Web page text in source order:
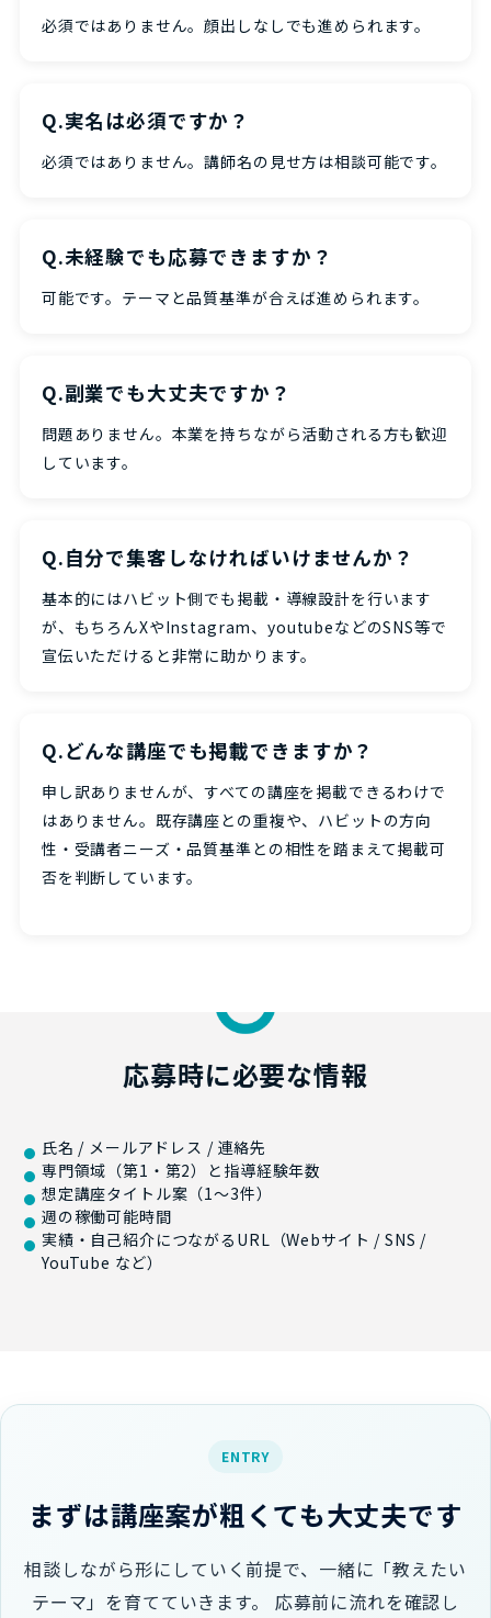
必須ではありません。顔出しなしでも進められます。
Q.実名は必須ですか？
必須ではありません。講師名の見せ方は相談可能です。
Q.未経験でも応募できますか？
可能です。テーマと品質基準が合えば進められます。
Q.副業でも大丈夫ですか？
問題ありません。本業を持ちながら活動される方も歓迎
しています。
Q.自分で集客しなければいけませんか？
基本的にはハビット側でも掲載・導線設計を行います
が、もちろんXやInstagram、youtubeなどのSNS等で
宣伝いただけると非常に助かります。
Q.どんな講座でも掲載できますか？
申し訳ありませんが、すべての講座を掲載できるわけで
はありません。既存講座との重複や、ハビットの方向
性・受講者ニーズ・品質基準との相性を踏まえて掲載可
否を判断しています。
応募時に必要な情報
氏名 / メールアドレス / 連絡先
専門領域（第1・第2）と指導経験年数
想定講座タイトル案（1〜3件）
週の稼働可能時間
実績・自己紹介につながるURL（Webサイト / SNS /
YouTube など）
ENTRY
まずは講座案が粗くても大丈夫です
相談しながら形にしていく前提で、一緒に「教えたい
テーマ」を育てていきます。 応募前に流れを確認し